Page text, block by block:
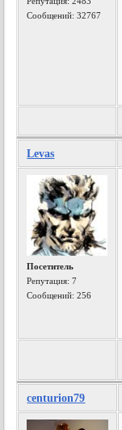
Сообщений: 32767
Levas
Посетитель
Репутация:7
Сообщений: 256
centurion79